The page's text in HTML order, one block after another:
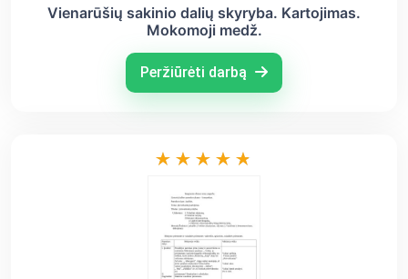
Vienarūšių sakinio dalių skyryba. Kartojimas.
Mokomoji medž.
Peržiūrėti darbą